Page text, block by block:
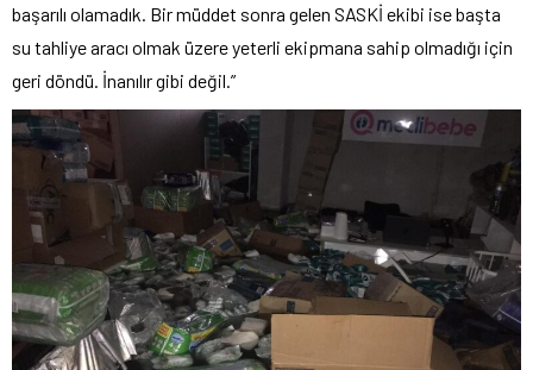
başarılı olamadık. Bir müddet sonra gelen SASKİ ekibi ise başta
su tahliye aracı olmak üzere yeterli ekipmana sahip olmadığı için
geri döndü. İnanılır gibi değil.”